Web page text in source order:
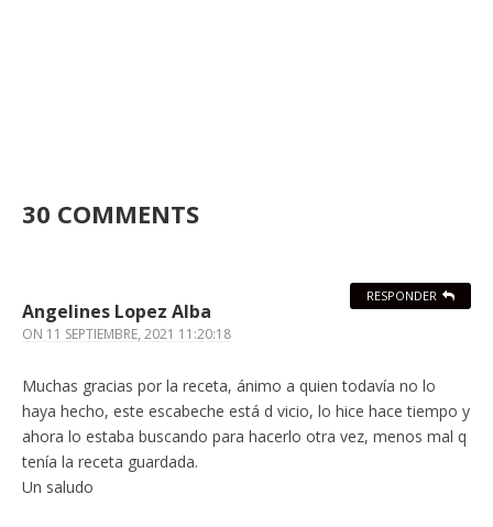
30 COMMENTS
Angelines Lopez Alba
ON 11 SEPTIEMBRE, 2021 11:20:18
Muchas gracias por la receta, ánimo a quien todavía no lo
haya hecho, este escabeche está d vicio, lo hice hace tiempo y
ahora lo estaba buscando para hacerlo otra vez, menos mal q
tenía la receta guardada.
Un saludo
RESPONDER